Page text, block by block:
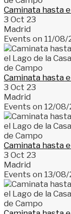
Caminata hasta
3 Oct 23
Madrid
Events on 11/08/
Caminata hasta
3 Oct 23
Madrid
Events on 12/
Caminata hasta
3 Oct 23
Madrid
Events on 13/